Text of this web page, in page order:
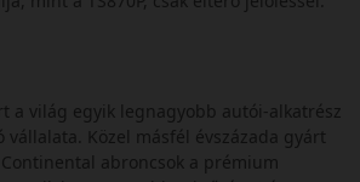
a világ egyik legnagyobb autói-alkatrész
vállalata. Közel másfél évszázada gyárt
abroncsok a prémium